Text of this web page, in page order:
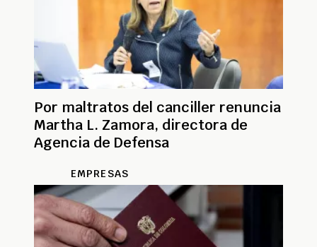
Por maltratos del canciller renuncia
Martha L. Zamora, directora de
Agencia de Defensa
EMPRESAS